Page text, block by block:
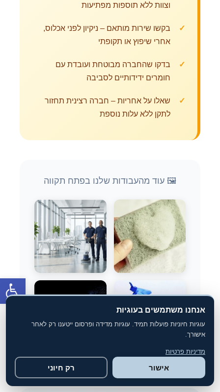
פתח
וצוות ללא תוספות מפתיעות
בקשו שירות מותאם – ניקיון לפני אכלוס,
אחרי שיפוץ או תקופתי
בדקו שהחברה מבוטחת ועובדת עם
חומרים ידידותיים לסביבה
שאלו על אחריות – חברה רצינית תחזור
לתקן ללא עלות נוספת
🖼️ עוד מהעבודות שלנו בפתח תקווה
אנחנו משתמשים בעוגיות
עוגיות חיוניות פועלות תמיד. עוגיות מדידה ופרסום ייטענו רק לאחר
אישורך.
מדיניות פרטיות
אישור רק חיוני